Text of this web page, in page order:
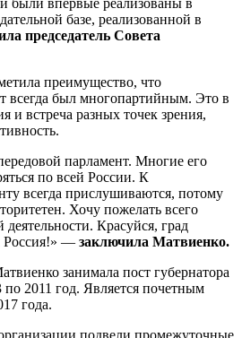
базе, реализованной в
председатель Совета
преимущество, что
всегда был многопартийным. Это в
и встреча разных точек зрения,
парламент. Многие его
по всей России. К
всегда прислушиваются, потому
Хочу пожелать всего
Красуйся, град
Россия!» — заключила Матвиенко.
занимала пост губернатора
по 2011 год. Является почетным
года.
подвели промежуточные